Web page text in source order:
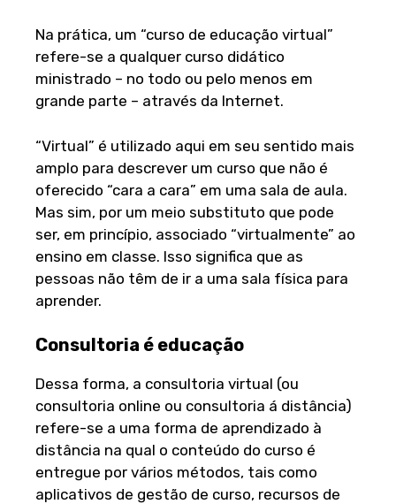
Na prática, um “curso de educação virtual”
refere-se a qualquer curso didático
ministrado – no todo ou pelo menos em
grande parte – através da Internet.
“Virtual” é utilizado aqui em seu sentido mais
amplo para descrever um curso que não é
oferecido “cara a cara” em uma sala de aula.
Mas sim, por um meio substituto que pode
ser, em princípio, associado “virtualmente” ao
ensino em classe. Isso significa que as
pessoas não têm de ir a uma sala física para
aprender.
Consultoria é educação
Dessa forma, a consultoria virtual (ou
consultoria online ou consultoria á distância)
refere-se a uma forma de aprendizado à
distância na qual o conteúdo do curso é
entregue por vários métodos, tais como
aplicativos de gestão de curso, recursos de